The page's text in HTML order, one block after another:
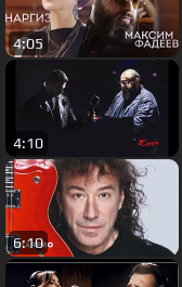
4:05
4:10
6:10